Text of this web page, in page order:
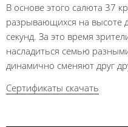
В основе этого салюта 37
разрывающихся на высоте
секунд. За это время
насладиться семью
динамично сменяют друг
Сертификаты скачать